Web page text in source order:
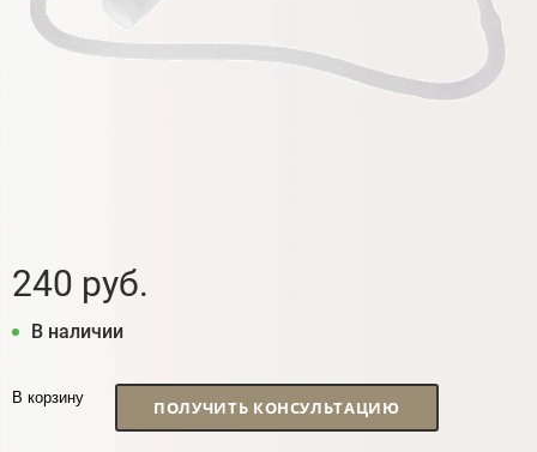
240 руб.
В наличии
В корзину ПОЛУЧИТЬ КОНСУЛЬТАЦИЮ